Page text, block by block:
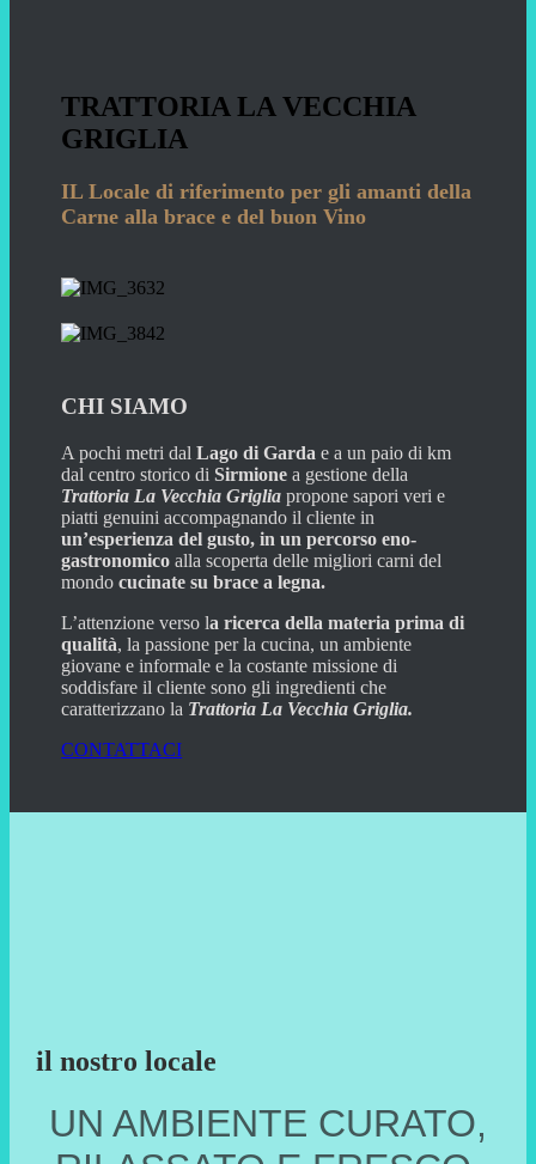
TRATTORIA LA VECCHIA
GRIGLIA
IL Locale di riferimento per gli amanti della
Carne alla brace e del buon Vino
CHI SIAMO
A pochi metri dalLago di Garda e a un paio di km
dal centro storico diSirmione a gestione della
Trattoria La Vecchia Griglia propone sapori veri e
piatti genuini accompagnando il cliente in
un’esperienza del gusto, in un percorso eno-
gastronomico alla scoperta delle migliori carni del
mondocucinate su brace a legna.
L’attenzione verso la ricerca della materia prima di
qualità, la passione per la cucina, un ambiente
giovane e informale e la costante missione di
soddisfare il cliente sono gli ingredienti che
caratterizzano la Trattoria La Vecchia Griglia.
CONTATTACI
il nostro locale
UN AMBIENTE CURATO,